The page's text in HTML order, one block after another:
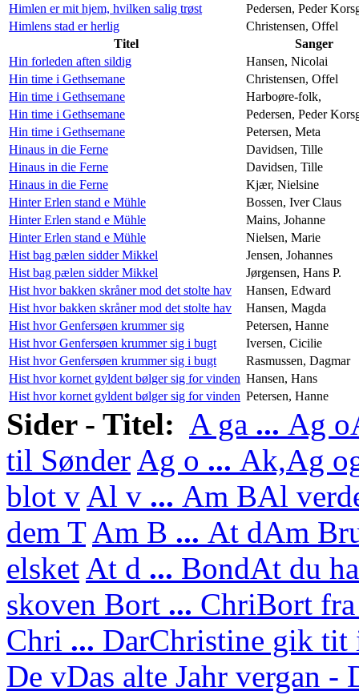
Himlen er mit hjem, hvilken salig trøst
Pedersen, Peder
Himlens stad er herlig
Christensen, Offel
Titel
Sanger
Hin forleden aften sildig
Hansen, Nicolai
Hin time i Gethsemane
Christensen, Offel
Hin time i Gethsemane
Harboøre-folk,
Hin time i Gethsemane
Pedersen, Peder
Hin time i Gethsemane
Petersen, Meta
Hinaus in die Ferne
Davidsen, Tille
Hinaus in die Ferne
Davidsen, Tille
Hinaus in die Ferne
Kjær, Nielsine
Hinter Erlen stand e Mühle
Bossen, Iver Claus
Hinter Erlen stand e Mühle
Mains, Johanne
Hinter Erlen stand e Mühle
Nielsen, Marie
Hist bag pælen sidder Mikkel
Jensen, Johannes
Hist bag pælen sidder Mikkel
Jørgensen, Hans P.
Hist hvor bakken skråner mod det stolte hav
Hansen, Edward
Hist hvor bakken skråner mod det stolte hav
Hansen, Magda
Hist hvor Genfersøen krummer sig
Petersen, Hanne
Hist hvor Genfersøen krummer sig i bugt
Iversen, Cicilie
Hist hvor Genfersøen krummer sig i bugt
Rasmussen, Dagmar
Hist hvor kornet gyldent bølger sig for vinden Hansen, Hans
Hist hvor kornet gyldent bølger sig for vinden Petersen, Hanne
Sider - Titel: A ga ... Ag o
til Sønder Ag o ... Ak,Ag
blot v Al v ... Am BAl
dem T Am B ... At dAm
elsket At d ... BondAt du
skoven Bort ... ChriBort
Chri ... DarChristine gik tit
De vDas alte Jahr vergan -